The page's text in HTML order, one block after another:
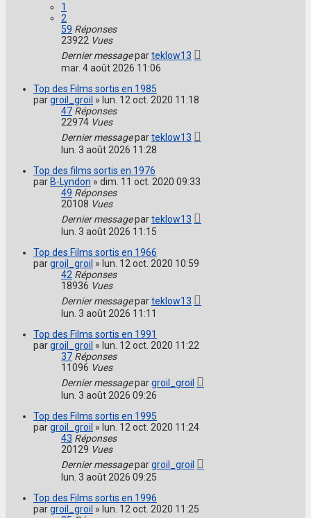
1
2
59 Réponses
23922 Vues
Dernier messageparteklow13
mar. 4 août 2026 11:06
Top des Films sortis en 1985
pargroil_groil » lun. 12 oct. 2020 11:18
47 Réponses
22974 Vues
Dernier messageparteklow13
lun. 3 août 2026 11:28
Top des films sortis en 1976
parB-Lyndon » dim. 11 oct. 2020 09:33
49 Réponses
20108 Vues
Dernier messageparteklow13
lun. 3 août 2026 11:15
Top des Films sortis en 1966
pargroil_groil » lun. 12 oct. 2020 10:59
42 Réponses
18936 Vues
Dernier messageparteklow13
lun. 3 août 2026 11:11
Top des Films sortis en 1991
pargroil_groil » lun. 12 oct. 2020 11:22
37 Réponses
11096 Vues
Dernier messagepargroil_groil
lun. 3 août 2026 09:26
Top des Films sortis en 1995
pargroil_groil » lun. 12 oct. 2020 11:24
43 Réponses
20129 Vues
Dernier messagepargroil_groil
lun. 3 août 2026 09:25
Top des Films sortis en 1996
pargroil_groil » lun. 12 oct. 2020 11:25